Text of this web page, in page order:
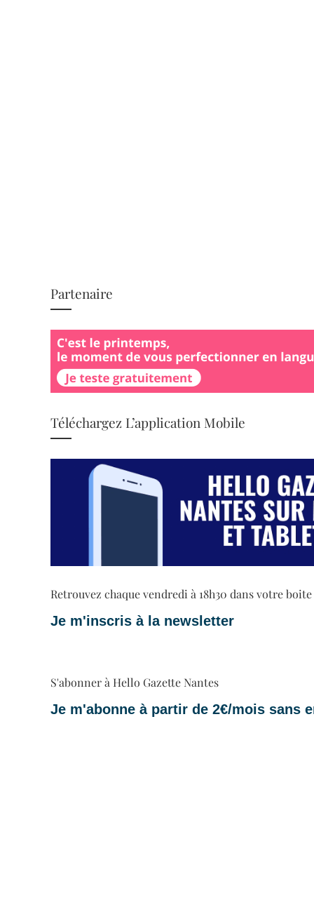
Partenaire
Téléchargez L’application Mobile
Retrouvez chaque vendredi à 18h30 dans votre
Je m'inscris à la newsletter
S'abonner à Hello Gazette Nantes
Je m'abonne à partir de 2€/mois sans